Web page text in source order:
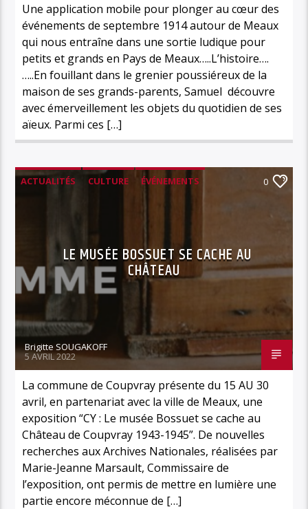
Une application mobile pour plonger au cœur des
événements de septembre 1914 autour de Meaux
qui nous entraîne dans une sortie ludique pour
petits et grands en Pays de Meaux…..L’histoire….
…..En fouillant dans le grenier poussiéreux de la
maison de ses grands-parents, Samuel découvre
avec émerveillement les objets du quotidien de ses
aïeux. Parmi ces […]
ACTUALITÉS CULTURE
ÉVÉNEMENTS
0
LE MUSÉE BOSSUET SE CACHE AU
CHÂTEAU
Brigitte SOUGAKOFF
5 AVRIL 2022
La commune de Coupvray présente du 15 AU 30
avril, en partenariat avec la ville de Meaux, une
exposition “CY : Le musée Bossuet se cache au
Château de Coupvray 1943-1945”. De nouvelles
recherches aux Archives Nationales, réalisées par
Marie-Jeanne Marsault, Commissaire de
l’exposition, ont permis de mettre en lumière une
partie encore méconnue de […]